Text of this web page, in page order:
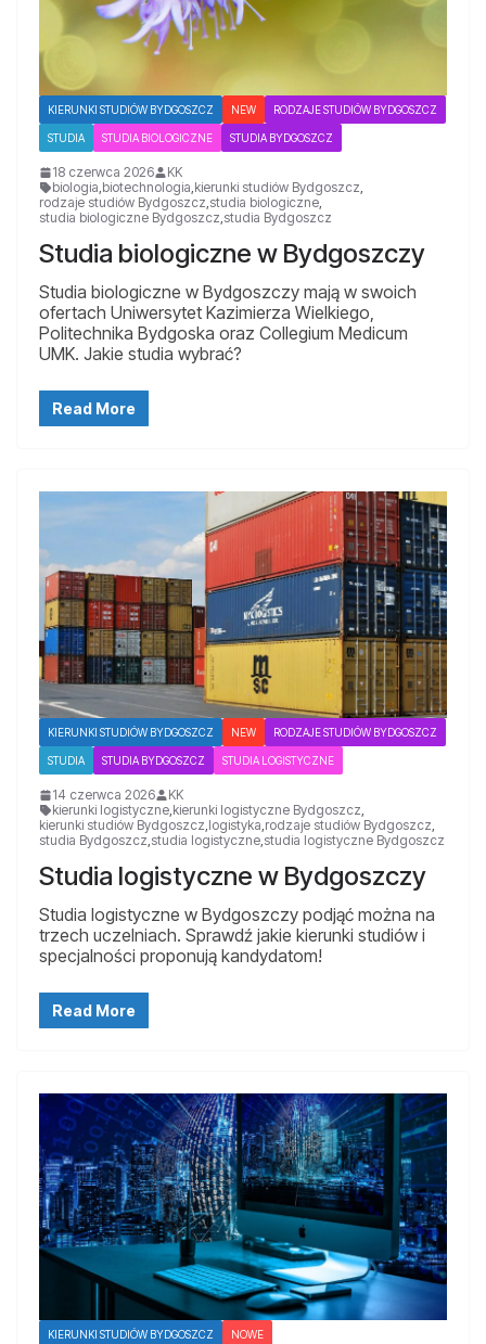
KIERUNKI STUDIÓW BYDGOSZCZ NEW RODZAJE STUDIÓW BYDGOSZCZ
STUDIA STUDIA BIOLOGICZNE STUDIA BYDGOSZCZ
18 czerwca 2026
KK
biologia biotechnologia kierunki studiów Bydgoszcz
rodzaje studiów Bydgoszcz studia biologiczne
studia biologiczne Bydgoszcz studia Bydgoszcz
Studia biologiczne w Bydgoszczy
Studia biologiczne w Bydgoszczy mają w swoich
ofertach Uniwersytet Kazimierza Wielkiego,
Politechnika Bydgoska oraz Collegium Medicum
UMK. Jakie studia wybrać?
Read More
KIERUNKI STUDIÓW BYDGOSZCZ NEW RODZAJE STUDIÓW BYDGOSZCZ
STUDIA STUDIA BYDGOSZCZ STUDIA LOGISTYCZNE
14 czerwca 2026
KK
kierunki logistyczne kierunki logistyczne Bydgoszcz
kierunki studiów Bydgoszcz logistyka rodzaje studiów Bydgoszcz
studia Bydgoszcz studia logistyczne studia logistyczne Bydgoszcz
Studia logistyczne w Bydgoszczy
Studia logistyczne w Bydgoszczy podjąć można na
trzech uczelniach. Sprawdź jakie kierunki studiów i
specjalności proponują kandydatom!
Read More
KIERUNKI STUDIÓW BYDGOSZCZ NOWE